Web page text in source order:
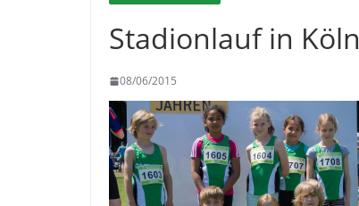
Stadionlauf in Köln
08/06/2015